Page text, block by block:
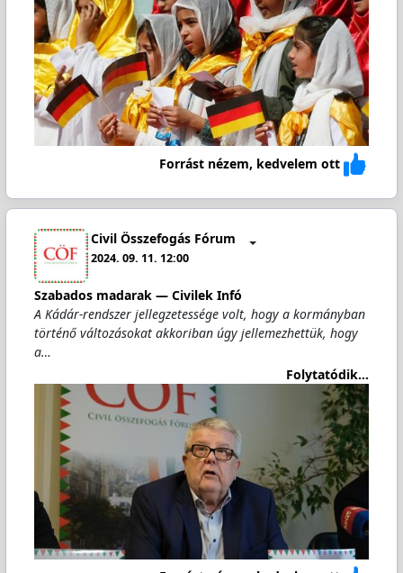
Forrást nézem, kedvelem ott
Civil Összefogás Fórum
2024. 09. 11. 12:00
Szabados madarak — Civilek Infó
A Kádár-rendszer jellegzetessége volt, hogy a kormányban
történő változásokat akkoriban úgy jellemezhettük, hogy
a…
Folytatódik...